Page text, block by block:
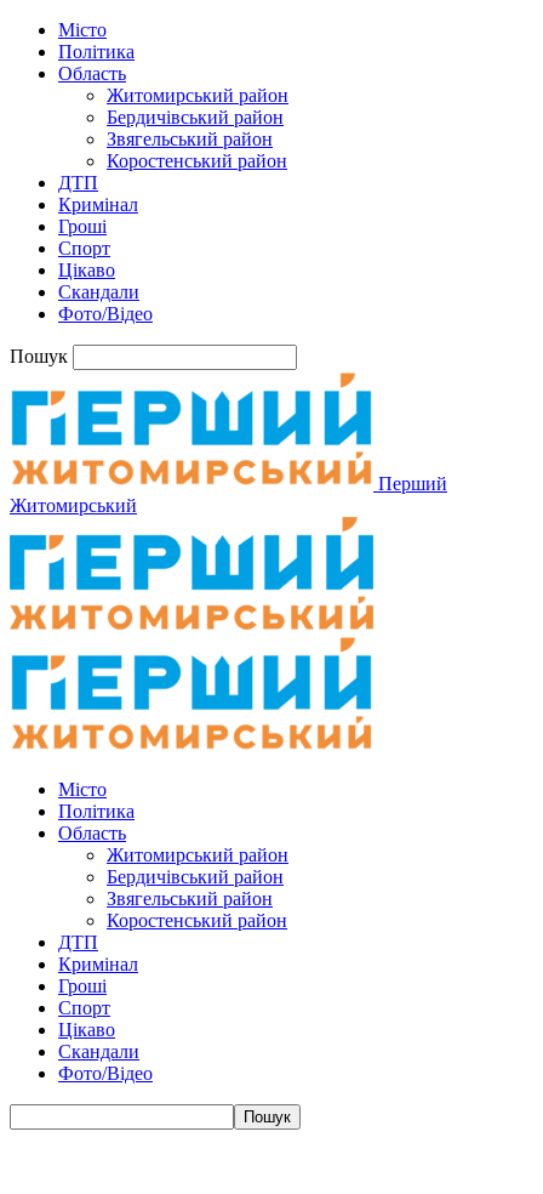
Місто
Політика
Область
Житомирський район
Бердичівський район
Звягельський район
Коростенський район
ДТП
Кримінал
Гроші
Спорт
Цікаво
Скандали
Фото/Відео
Пошук
Перший
Житомирський
Місто
Політика
Область
Житомирський район
Бердичівський район
Звягельський район
Коростенський район
ДТП
Кримінал
Гроші
Спорт
Цікаво
Скандали
Фото/Відео